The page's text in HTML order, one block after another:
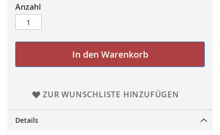
Anzahl
In den Warenkorb
ZUR WUNSCHLISTE HINZUFÜGEN
Details